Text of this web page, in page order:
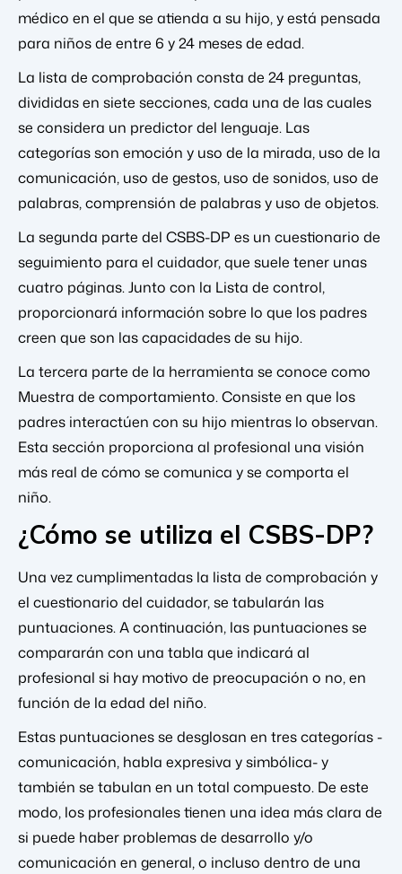
médico en el que se atienda a su hijo, y está pensada
para niños de entre 6 y 24 meses de edad.
La lista de comprobación consta de 24 preguntas,
divididas en siete secciones, cada una de las cuales
se considera un predictor del lenguaje. Las
categorías son emoción y uso de la mirada, uso de la
comunicación, uso de gestos, uso de sonidos, uso de
palabras, comprensión de palabras y uso de objetos.
La segunda parte del CSBS-DP es un cuestionario de
seguimiento para el cuidador, que suele tener unas
cuatro páginas. Junto con la Lista de control,
proporcionará información sobre lo que los padres
creen que son las capacidades de su hijo.
La tercera parte de la herramienta se conoce como
Muestra de comportamiento. Consiste en que los
padres interactúen con su hijo mientras lo observan.
Esta sección proporciona al profesional una visión
más real de cómo se comunica y se comporta el
niño.
¿Cómo se utiliza el CSBS-DP?
Una vez cumplimentadas la lista de comprobación y
el cuestionario del cuidador, se tabularán las
puntuaciones. A continuación, las puntuaciones se
compararán con una tabla que indicará al
profesional si hay motivo de preocupación o no, en
función de la edad del niño.
Estas puntuaciones se desglosan en tres categorías -
comunicación, habla expresiva y simbólica- y
también se tabulan en un total compuesto. De este
modo, los profesionales tienen una idea más clara de
si puede haber problemas de desarrollo y/o
comunicación en general, o incluso dentro de una